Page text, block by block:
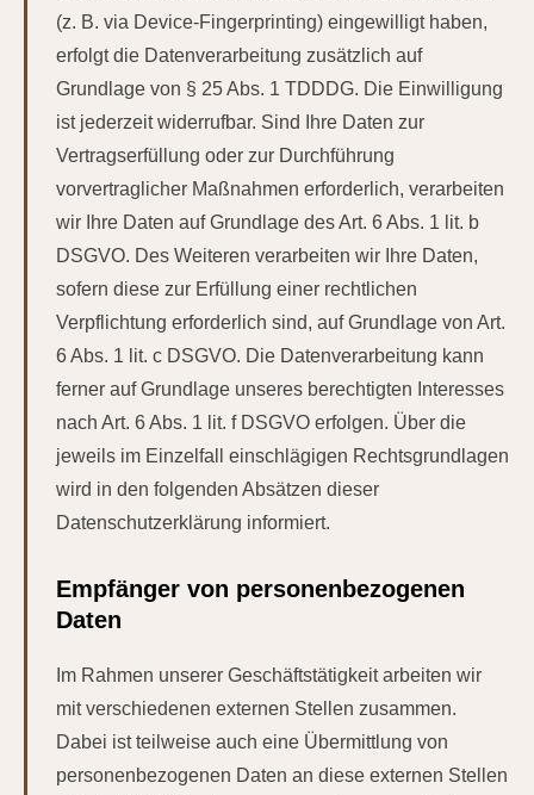
(z. B. via Device-Fingerprinting) eingewilligt haben,
erfolgt die Datenverarbeitung zusätzlich auf
Grundlage von § 25 Abs. 1 TDDDG. Die Einwilligung
ist jederzeit widerrufbar. Sind Ihre Daten zur
Vertragserfüllung oder zur Durchführung
vorvertraglicher Maßnahmen erforderlich, verarbeiten
wir Ihre Daten auf Grundlage des Art. 6 Abs. 1 lit. b
DSGVO. Des Weiteren verarbeiten wir Ihre Daten,
sofern diese zur Erfüllung einer rechtlichen
Verpflichtung erforderlich sind, auf Grundlage von Art.
6 Abs. 1 lit. c DSGVO. Die Datenverarbeitung kann
ferner auf Grundlage unseres berechtigten Interesses
nach Art. 6 Abs. 1 lit. f DSGVO erfolgen. Über die
jeweils im Einzelfall einschlägigen Rechtsgrundlagen
wird in den folgenden Absätzen dieser
Datenschutzerklärung informiert.
Empfänger von personenbezogenen
Daten
Im Rahmen unserer Geschäftstätigkeit arbeiten wir
mit verschiedenen externen Stellen zusammen.
Dabei ist teilweise auch eine Übermittlung von
personenbezogenen Daten an diese externen Stellen